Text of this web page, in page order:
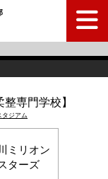
専門学校】
タジアム
ミリオン
ターズ